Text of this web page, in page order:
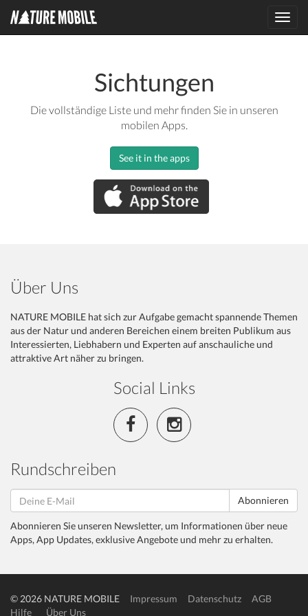
Sichtungen
Die vollständige Liste und mehr finden Sie in unseren
mobilen Apps.
See it in the apps
Über Uns
NATURE MOBILE hat sich zur Aufgabe gemacht spannende Themen
aus der Natur und anderen Bereichen einem breiten Publikum aus
Interessierten, Liebhabern und Experten auf anschauliche und
attraktive Art näher zu bringen.
Social Links
Rundschreiben
Abonnieren
Abonnieren Sie unseren Newsletter, um Informationen über neue
Apps, App Updates, exklusive Angebote und mehr zu erhalten.
© 2026 NATURE MOBILE Impressum Datenschutz
AGB
Hilfe
Über Uns